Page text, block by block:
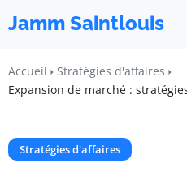
Jamm Saintlouis
Accueil
Stratégies d'affaires
Expansion de marché :
Stratégies d'affaires